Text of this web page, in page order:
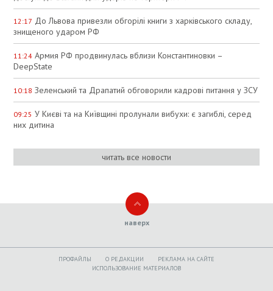
12:17 До Львова привезли обгорілі книги з харківського складу,
знищеного ударом РФ
11:24 Армия РФ продвинулась вблизи Константиновки –
DeepState
10:18 Зеленський та Драпатий обговорили кадрові питання у ЗСУ
09:25 У Києві та на Київщині пролунали вибухи: є загиблі, серед
них дитина
читать все новости
наверх
ПРОФАЙЛЫ O РЕДАКЦИИ
РЕКЛАМА НА САЙТЕ
ИСПОЛЬЗОВАНИЕ МАТЕРИАЛОВ